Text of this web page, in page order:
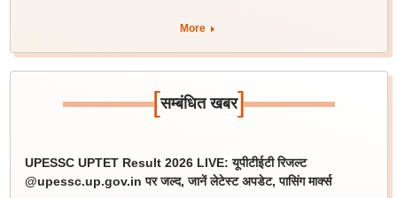
More
[सम्बंधित खबर]
UPESSC UPTET Result 2026 LIVE: यूपीटीईटी रिजल्ट
@upessc.up.gov.in पर जल्द, जानें लेटेस्ट अपडेट, पासिंग मार्क्स